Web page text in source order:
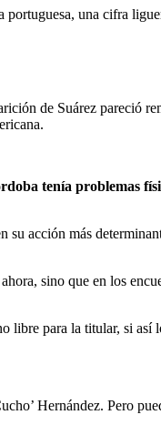
una cifra
de Suárez pareció
tenía problemas
su acción más
sino que en los
libre para la titular, si así
Hernández. Pero